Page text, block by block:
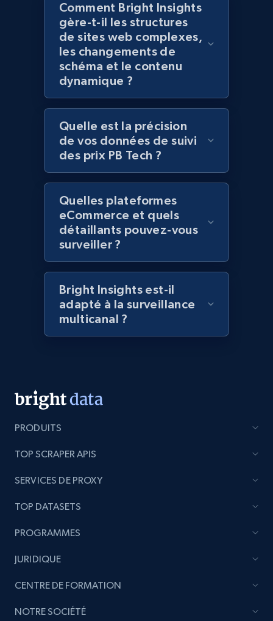
Home Depot US - Discover products by
specified URL
URL, Domain, Country code, Model number,
Sku, Product id, Product name, Manufacturer,
and more.
2.1K+ 353+ Commencer
specified UPC
URL, Domain, Country code, Model number,
Sku, Product id, Product name, Manufacturer,
and more.
2.1K+ 353+ Commencer
Home Depot US - Discovery products by
and more.
2.1K+
Etsy
URL, Product id, Listing inventory id, Title, Rating,
price, and more.
Comment Bright Insights
gère-t-il les structures
de sites web complexes,
les changements de
schéma et le contenu
dynamique ?
Quelle est la précision
de vos données de suivi
des prix PB Tech ?
Quelles plateformes
eCommerce et quels
détaillants pouvez-vous
surveiller ?
Bright Insights est-il
adapté à la surveillance
multicanal ?
PRODUITS
TOP SCRAPER APIS
SERVICES DE PROXY
TOP DATASETS
PROGRAMMES
JURIDIQUE
CENTRE DE FORMATION
NOTRE SOCIÉTÉ